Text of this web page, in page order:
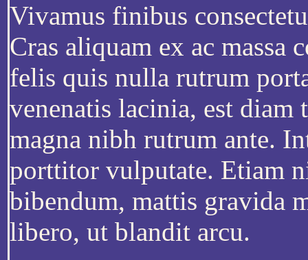
Vivamus finibus
Cras aliquam ex ac massa
felis quis nulla rutrum
venenatis lacinia, est
magna nibh rutrum ante.
porttitor vulputate. Etiam
bibendum, mattis gravida
libero, ut blandit arcu.